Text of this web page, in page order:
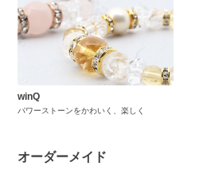
winQ
パワーストーンをかわいく、楽しく
オーダーメイド